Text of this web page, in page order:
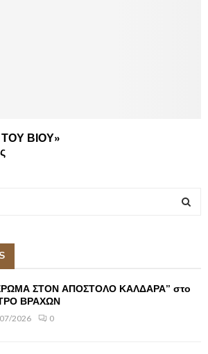
ΒΙΟΥ»
A
ΣΤΟΝ ΑΠΟΣΤΟΛΟ ΚΑΛΔΑΡΑ” στο
ΒΡΑΧΩΝ
2026 0